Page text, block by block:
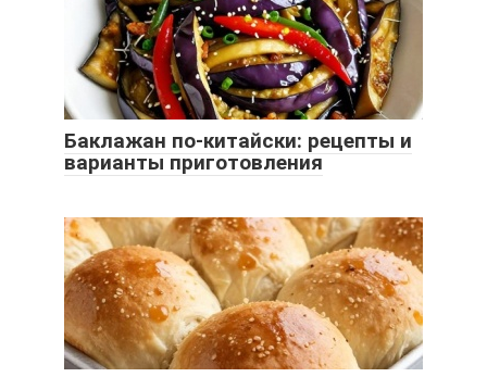
Баклажан по-китайски: рецепты и
варианты приготовления